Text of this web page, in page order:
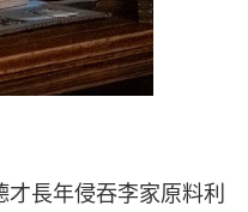
長年侵吞李家原料利